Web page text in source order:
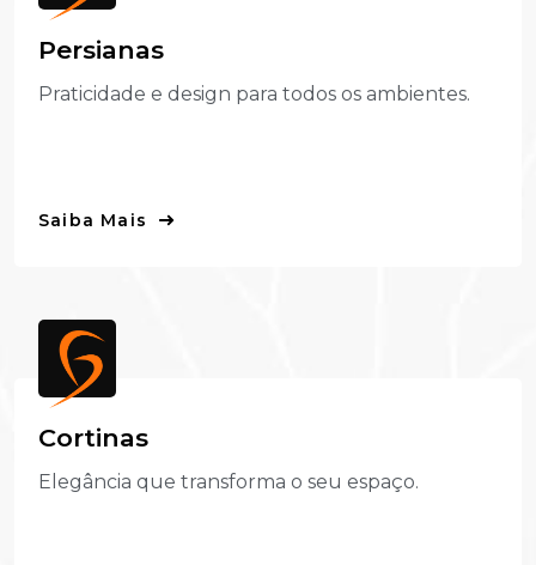
Persianas
Praticidade e design para todos os ambientes.
Saiba Mais
Cortinas
Elegância que transforma o seu espaço.